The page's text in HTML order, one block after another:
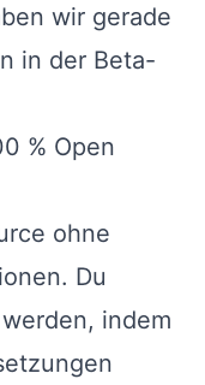
wir gerade
in der Beta-
% Open
ohne
Du
indem